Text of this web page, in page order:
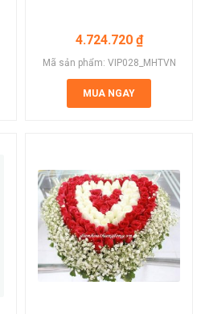
4.724.720 ₫
Mã sản phẩm: VIP028_MHTVN
MUA NGAY